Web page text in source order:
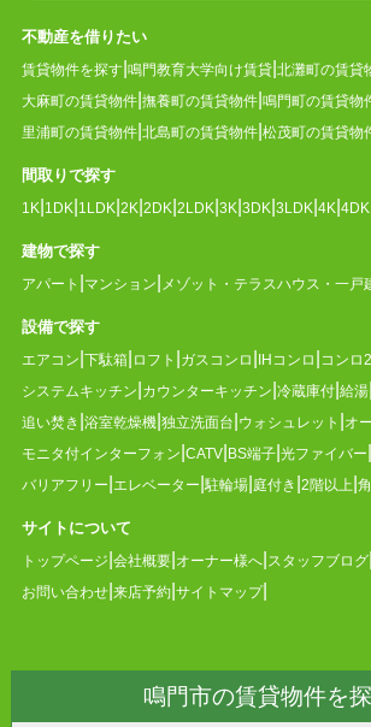
不動産を借りたい
賃貸物件を探す 鳴門教育大学向け賃貸 北灘町の賃貸
大麻町の賃貸物件 撫養町の賃貸物件 鳴門町の賃貸物
里浦町の賃貸物件 北島町の賃貸物件 松茂町の賃貸物
間取りで探す
1K 1DK 1LDK 2K 2DK 2LDK 3K 3DK 3LDK 4K 4DK
建物で探す
アパート マンション メゾット・テラスハウス・一戸
設備で探す
エアコン 下駄箱 ロフト ガスコンロ IHコンロ コンロ
システムキッチン カウンターキッチン 冷蔵庫付 給湯
追い焚き 浴室乾燥機 独立洗面台 ウォシュレット オ
モニタ付インターフォン CATV BS端子 光ファイバー
バリアフリー エレベーター 駐輪場 庭付き 2階以上
サイトについて
トップページ 会社概要 オーナー様へ スタッフブログ
お問い合わせ 来店予約 サイトマップ
鳴門市の賃貸物件を